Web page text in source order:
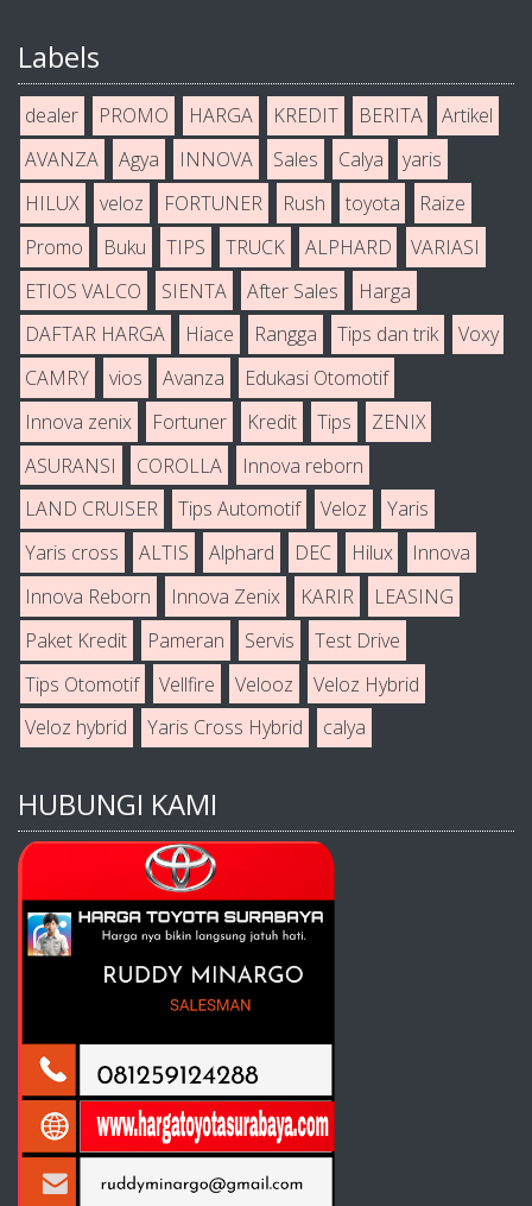
Labels
dealer PROMO HARGA KREDIT BERITA
Artikel
AVANZA
Agya INNOVA Sales Calya
yaris
HILUX
veloz FORTUNER Rush toyota
Raize
Promo
Buku TIPS TRUCK ALPHARD
VARIASI
ETIOS VALCO
SIENTA After Sales
Harga
DAFTAR HARGA
Hiace Rangga Tips dan trik
Voxy
CAMRY
vios Avanza
Edukasi Otomotif
Innova zenix
Fortuner Kredit Tips
ZENIX
ASURANSI
COROLLA
Innova reborn
LAND CRUISER
Tips Automotif Veloz
Yaris
Yaris cross
ALTIS Alphard DEC Hilux
Innova
Innova Reborn
Innova Zenix KARIR
LEASING
Paket Kredit
Pameran Servis
Test Drive
Tips Otomotif
Vellfire Velooz
Veloz Hybrid
Veloz hybrid
Yaris Cross Hybrid calya
HUBUNGI KAMI